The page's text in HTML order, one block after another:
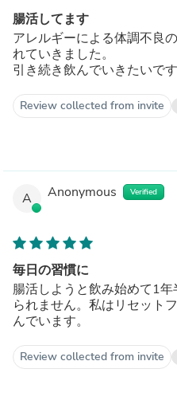
腸活してます
アレルギーによる体調不良
れていきました。
引き続き飲んでいきたいです
Review collected from invite
A Anonymous Verified
毎日の習慣に
腸活しようと飲み始めて1
られません。私はリセット
んでいます。
Review collected from invite